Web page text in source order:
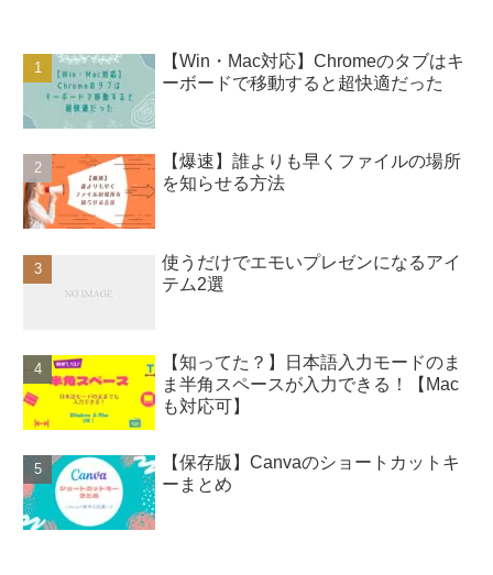
【Win・Mac対応】Chromeのタブはキ
ーボードで移動すると超快適だった
【爆速】誰よりも早くファイルの場所
を知らせる方法
使うだけでエモいプレゼンになるアイ
テム2選
【知ってた？】日本語入力モードのま
ま半角スペースが入力できる！【Mac
も対応可】
【保存版】Canvaのショートカットキ
ーまとめ